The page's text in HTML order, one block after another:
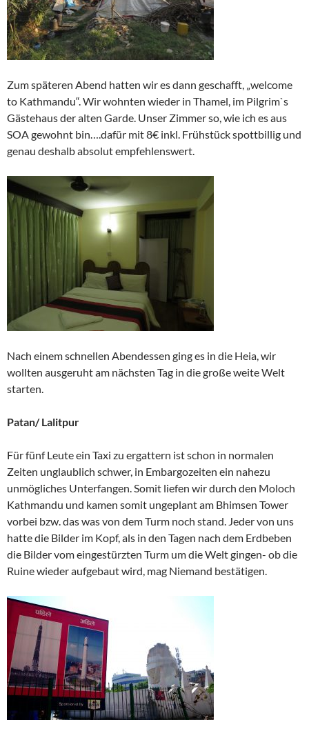
Zum späteren Abend hatten wir es dann geschafft, „welcome
to Kathmandu“. Wir wohnten wieder in Thamel, im Pilgrim`s
Gästehaus der alten Garde. Unser Zimmer so, wie ich es aus
SOA gewohnt bin….dafür mit 8€ inkl. Frühstück spottbillig und
genau deshalb absolut empfehlenswert.
Nach einem schnellen Abendessen ging es in die Heia, wir
wollten ausgeruht am nächsten Tag in die große weite Welt
starten.
Patan/ Lalitpur
Für fünf Leute ein Taxi zu ergattern ist schon in normalen
Zeiten unglaublich schwer, in Embargozeiten ein nahezu
unmögliches Unterfangen. Somit liefen wir durch den Moloch
Kathmandu und kamen somit ungeplant am Bhimsen Tower
vorbei bzw. das was von dem Turm noch stand. Jeder von uns
hatte die Bilder im Kopf, als in den Tagen nach dem Erdbeben
die Bilder vom eingestürzten Turm um die Welt gingen- ob die
Ruine wieder aufgebaut wird, mag Niemand bestätigen.